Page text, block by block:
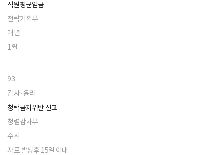
직원평균임금
전략기획부
매년
1월
93
감사·윤리
청탁금지위반 신고
청렴감사부
수시
자료 발생후 15일 이내